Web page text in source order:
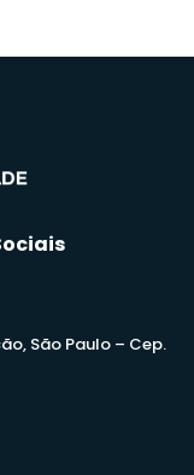
São Paulo – Cep.